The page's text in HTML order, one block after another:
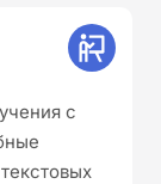
с